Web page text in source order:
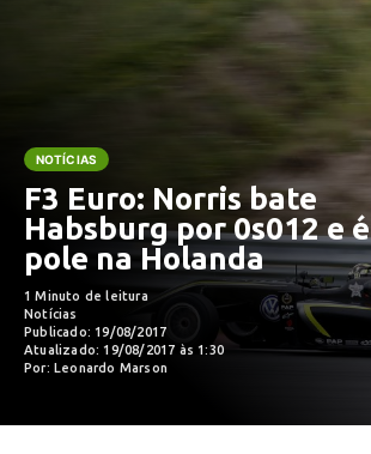
NOTÍCIAS
F3 Euro: Norris bate
Habsburg por 0s012 e é
pole na Holanda
1 Minuto de leitura
Notícias
Publicado: 19/08/2017
Atualizado: 19/08/2017 às 1:30
Por: Leonardo Marson